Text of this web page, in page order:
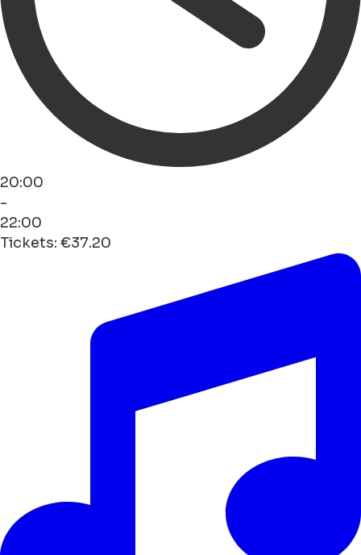
20:00
-
22:00
Tickets: €37.20